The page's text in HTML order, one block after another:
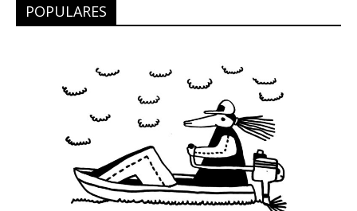
POPULARES